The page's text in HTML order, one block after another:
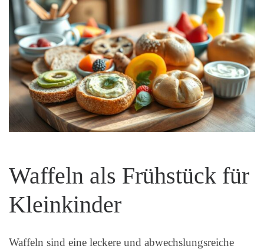
Waffeln als Frühstück für
Kleinkinder
Waffeln sind eine leckere und abwechslungsreiche